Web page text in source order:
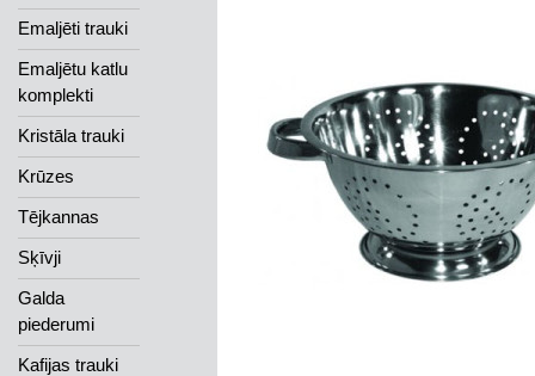
Emaljēti trauki
Emaljētu katlu
komplekti
Kristāla trauki
Krūzes
Tējkannas
Sķīvji
Galda
piederumi
Kafijas trauki